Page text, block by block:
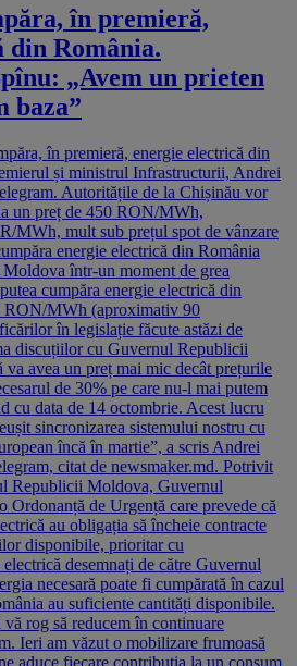
în premieră,
din România.
„Avem un prieten
baza”
în premieră, energie electrică din
și ministrul Infrastructurii, Andrei
Autoritățile de la Chișinău vor
un preț de 450 RON/MWh,
MWh, mult sub prețul spot de vânzare
energie electrică din România
într-un moment de grea
cumpăra energie electrică din
RON/MWh (aproximativ 90
în legislație făcute astăzi de
discuțiilor cu Guvernul Republicii
avea un preț mai mic decât prețurile
de 30% pe care nu-l mai putem
cu data de 14 octombrie. Acest lucru
sincronizarea sistemului nostru cu
încă în martie”, a scris Andrei
citat de newsmaker.md. Potrivit
Republicii Moldova, Guvernul
Ordonanță de Urgență care prevede că
au obligația să încheie contracte
disponibile, prioritar cu
desemnați de către Guvernul
necesară poate fi cumpărată în cazul
au suficiente cantități disponibile.
rog să reducem în continuare
Ieri am văzut o mobilizare frumoasă
aduce fiecare contribuția la un consum